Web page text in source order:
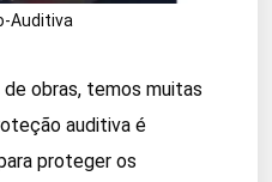
Auditiva
obras, temos muitas
auditiva é
proteger os